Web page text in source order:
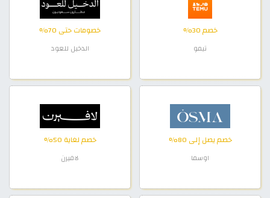
خصم 30%
تيمو
خصومات حتى 70%
الدخيل للعود
خصم يصل إلى 80%
اوسما
خصم لغاية 50%
لافيرن